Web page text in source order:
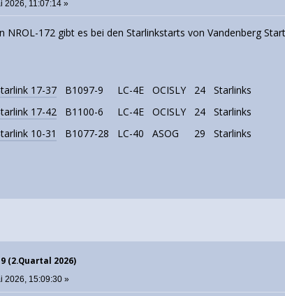
2026, 11:07:14 »
NROL-172 gibt es bei den Starlinkstarts von Vandenberg
17-37 B1097-9 LC-4E OCISLY 24
Starlinks
17-42 B1100-6 LC-4E OCISLY 24
Starlinks
10-31 B1077-28 LC-40 ASOG 29 Starlinks
(2.Quartal 2026)
2026, 15:09:30 »